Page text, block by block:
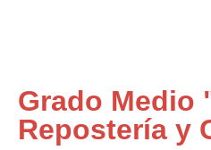
Grado Medio
Repostería y